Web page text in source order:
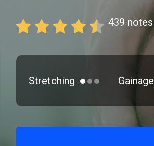
439 notes
Stretching Gainage